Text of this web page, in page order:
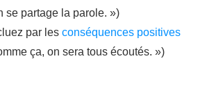
se partage la parole. »)
par les conséquences positives
ça, on sera tous écoutés. »)